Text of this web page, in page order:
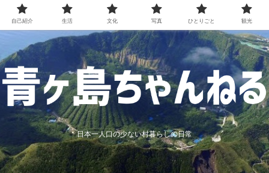
日本一人口の少ない村暮らしの日常
自己紹介 生活 文化 写真 ひとりごと 観光